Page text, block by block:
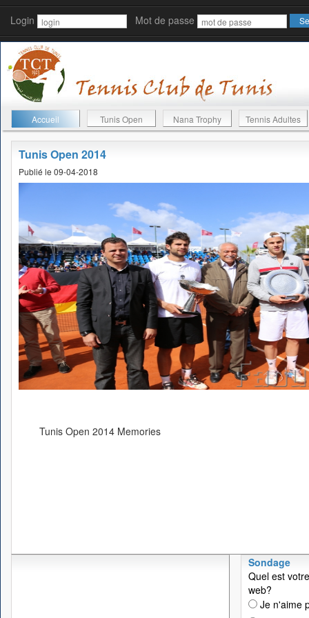
Login Mot de passe
Accueil Tunis Open Nana Trophy Tennis Adultes
Tunis Open 2014
Publié le 09-04-2018
Tunis Open 2014 Memories
Sondage
Quel est
web?
Je n'aime